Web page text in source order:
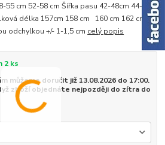
55 cm 52-58 cm Šířka pasu 42-48cm 44-
délka 157cm 158 cm 160 cm 162 cm
odchylkou +/- 1-1,5 cm celý popis
2 ks
můžeme doručit již 13.08.2026 do 17:00.
zboží objednáte nejpozději do zítra do